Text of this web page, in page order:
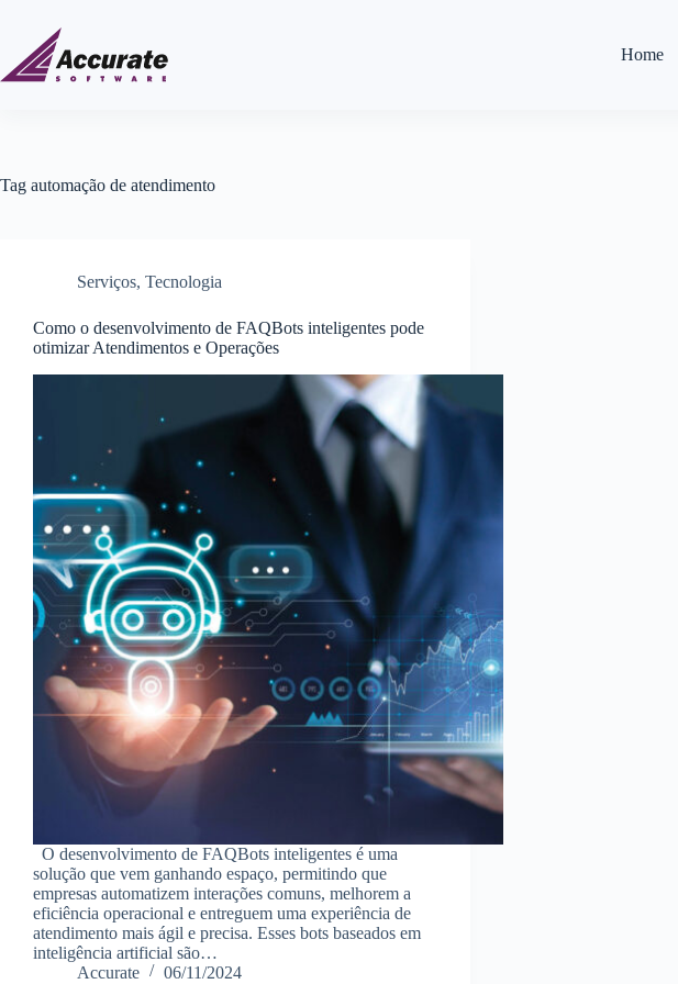
Home
Tag automação de atendimento
Serviços, Tecnologia
Como o desenvolvimento de FAQBots inteligentes pode
otimizar Atendimentos e Operações
O desenvolvimento de FAQBots inteligentes é uma
solução que vem ganhando espaço, permitindo que
empresas automatizem interações comuns, melhorem a
eficiência operacional e entreguem uma experiência de
atendimento mais ágil e precisa. Esses bots baseados em
inteligência artificial são…
Accurate
06/11/2024